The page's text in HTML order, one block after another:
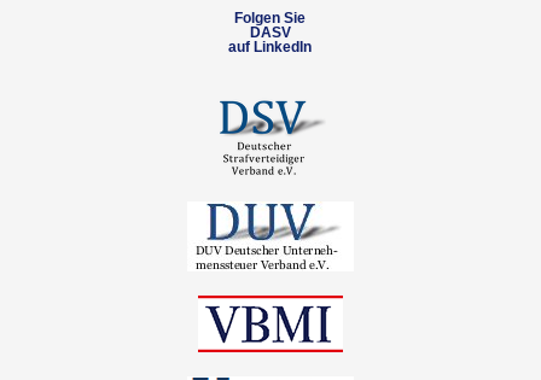
Folgen Sie
DASV
auf LinkedIn